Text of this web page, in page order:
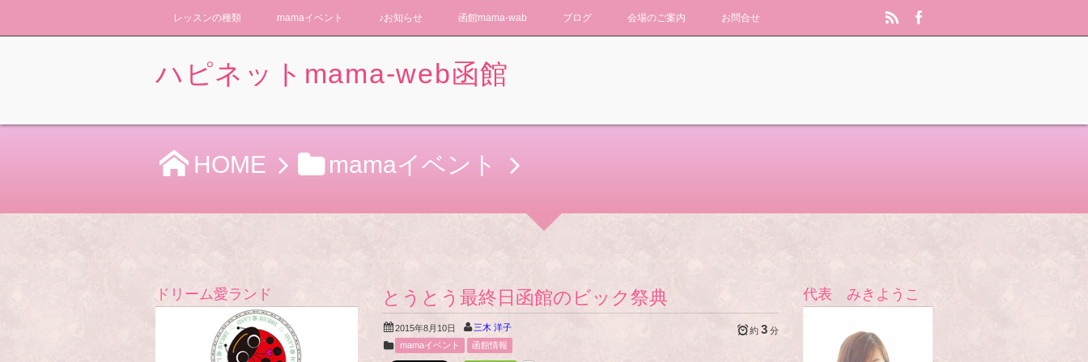
レッスンの種類 mamaイベント ♪お知らせ 函館mama-wab ブログ 会場のご案内 お問合せ
ハピネットmama-web函館
HOME mamaイベント
とうとう最終日函館のビック祭典
2015年8月10日 三木 洋子 約 3 分
mamaイベント
函館情報
ドリーム愛ランド 代表 みきようこ